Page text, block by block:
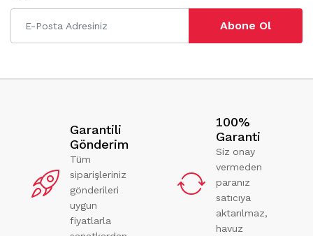
Abone Ol
Garantili
Gönderim
Tüm
siparişleriniz
gönderileri
uygun
fiyatlarla
100%
Garanti
Siz onay
vermeden
paranız
satıcıya
aktarılmaz,
havuz